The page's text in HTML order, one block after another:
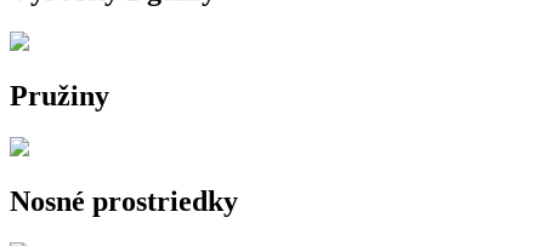
Pružiny
Nosné prostriedky